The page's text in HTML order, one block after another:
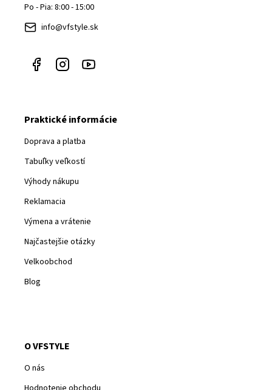
Po - Pia: 8:00 - 15:00
info@vfstyle.sk
Praktické informácie
Doprava a platba
Tabuľky veľkostí
Výhody nákupu
Reklamacia
Výmena a vrátenie
Najčastejšie otázky
Velkoobchod
Blog
O VFSTYLE
O nás